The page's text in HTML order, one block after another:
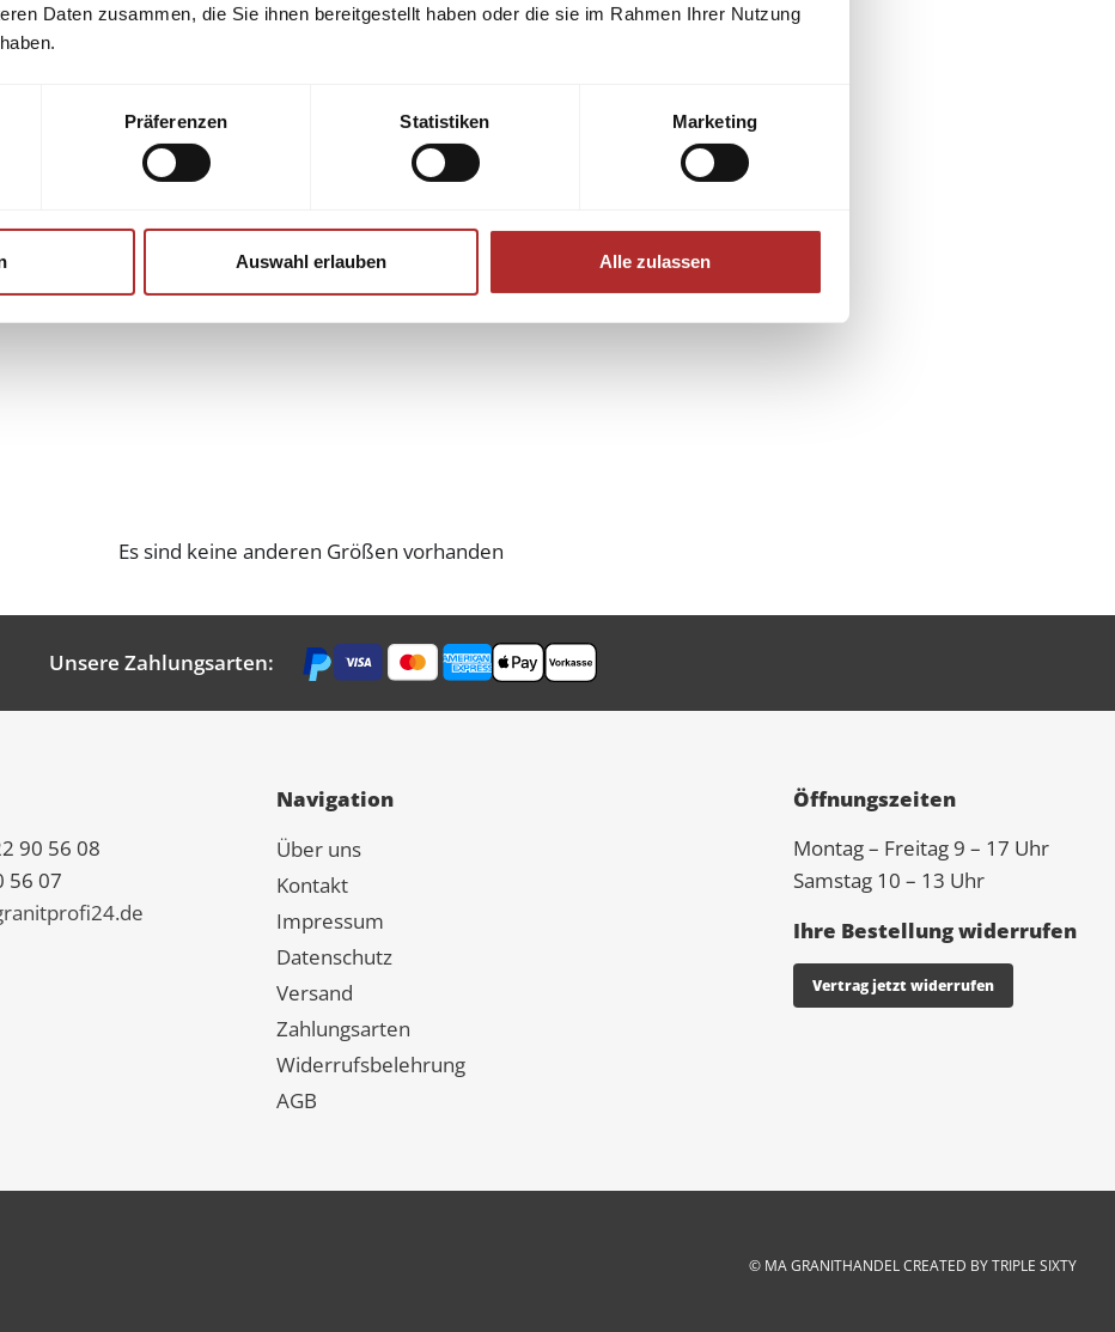
Daten zusammen, die Sie ihnen bereitgestellt haben oder die sie im Rahmen Ihrer Nutzung
Präferenzen Statistiken Marketing
Auswahl erlauben Alle zulassen
Es sind keine anderen Größen vorhanden
Unsere Zahlungsarten:
90 56 08
56 07
Navigation
Über uns
Kontakt
Impressum
Datenschutz
Versand
Zahlungsarten
Widerrufsbelehrung
AGB
Öffnungszeiten
Montag – Freitag 9 – 17 Uhr
Samstag 10 – 13 Uhr
Ihre Bestellung widerrufen
Vertrag jetzt widerrufen
© MAGRANITHANDEL CREATED BY TRIPLE SIXTY